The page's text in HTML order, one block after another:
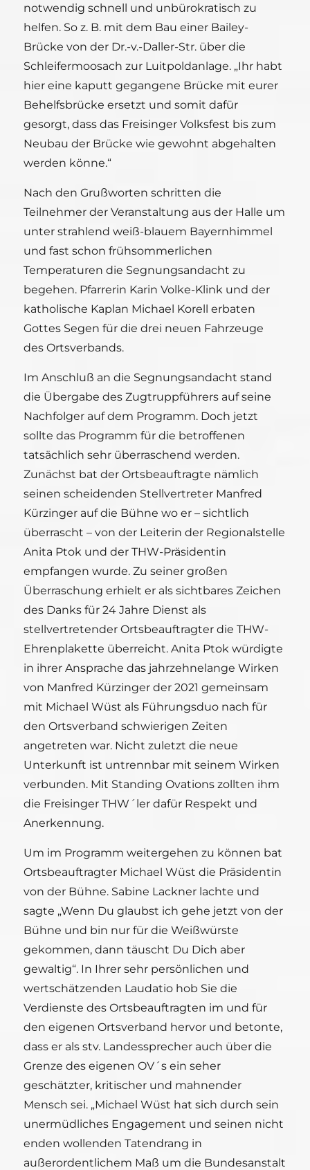
notwendig schnell und unbürokratisch zu
helfen. So z. B. mit dem Bau einer Bailey-
Brücke von der Dr.-v.-Daller-Str. über die
Schleifermoosach zur Luitpoldanlage. „Ihr habt
hier eine kaputt gegangene Brücke mit eurer
Behelfsbrücke ersetzt und somit dafür
gesorgt, dass das Freisinger Volksfest bis zum
Neubau der Brücke wie gewohnt abgehalten
werden könne.“
Nach den Grußworten schritten die
Teilnehmer der Veranstaltung aus der Halle um
unter strahlend weiß-blauem Bayernhimmel
und fast schon frühsommerlichen
Temperaturen die Segnungsandacht zu
begehen. Pfarrerin Karin Volke-Klink und der
katholische Kaplan Michael Korell erbaten
Gottes Segen für die drei neuen Fahrzeuge
des Ortsverbands.
Im Anschluß an die Segnungsandacht stand
die Übergabe des Zugtruppführers auf seine
Nachfolger auf dem Programm. Doch jetzt
sollte das Programm für die betroffenen
tatsächlich sehr überraschend werden.
Zunächst bat der Ortsbeauftragte nämlich
seinen scheidenden Stellvertreter Manfred
Kürzinger auf die Bühne wo er – sichtlich
überrascht – von der Leiterin der Regionalstelle
Anita Ptok und der THW-Präsidentin
empfangen wurde. Zu seiner großen
Überraschung erhielt er als sichtbares Zeichen
des Danks für 24 Jahre Dienst als
stellvertretender Ortsbeauftragter die THW-
Ehrenplakette überreicht. Anita Ptok würdigte
in ihrer Ansprache das jahrzehnelange Wirken
von Manfred Kürzinger der 2021 gemeinsam
mit Michael Wüst als Führungsduo nach für
den Ortsverband schwierigen Zeiten
angetreten war. Nicht zuletzt die neue
Unterkunft ist untrennbar mit seinem Wirken
verbunden. Mit Standing Ovations zollten ihm
die Freisinger THW´ler dafür Respekt und
Anerkennung.
Um im Programm weitergehen zu können bat
Ortsbeauftragter Michael Wüst die Präsidentin
von der Bühne. Sabine Lackner lachte und
sagte „Wenn Du glaubst ich gehe jetzt von der
Bühne und bin nur für die Weißwürste
gekommen, dann täuscht Du Dich aber
gewaltig“. In Ihrer sehr persönlichen und
wertschätzenden Laudatio hob Sie die
Verdienste des Ortsbeauftragten im und für
den eigenen Ortsverband hervor und betonte,
dass er als stv. Landessprecher auch über die
Grenze des eigenen OV´s ein seher
geschätzter, kritischer und mahnender
Mensch sei. „Michael Wüst hat sich durch sein
unermüdliches Engagement und seinen nicht
enden wollenden Tatendrang in
außerordentlichem Maß um die Bundesanstalt